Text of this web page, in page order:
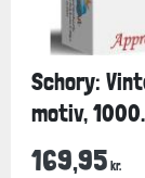
Schory:
motiv,
169,95 kr.